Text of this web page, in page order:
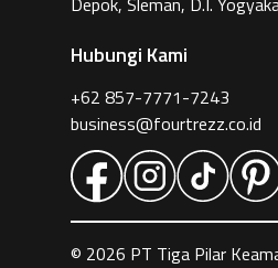
Hubungi Kami
+62 857-7771-7243
business@fourtrezz.co.id
© 2026 PT Tiga Pilar